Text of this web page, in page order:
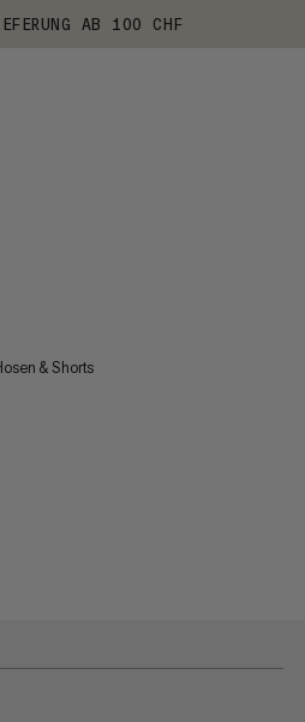
AB 100 CHF
& Shorts